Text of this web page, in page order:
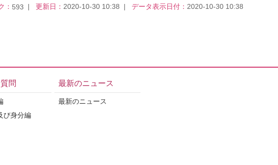
： 593 更新日： 2020-10-30 10:38 データ表示日付： 2020-10-30 10:38
問
び身分編
最新のニュース
最新のニュース